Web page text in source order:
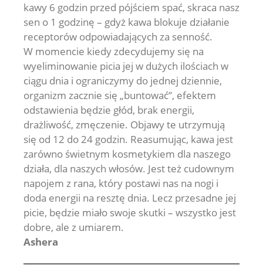
kawy 6 godzin przed pójściem spać, skraca nasz
sen o 1 godzinę – gdyż kawa blokuje działanie
receptorów odpowiadających za senność.
W momencie kiedy zdecydujemy się na
wyeliminowanie picia jej w dużych ilościach w
ciągu dnia i ograniczymy do jednej dziennie,
organizm zacznie się „buntować”, efektem
odstawienia będzie głód, brak energii,
drażliwość, zmęczenie. Objawy te utrzymują
się od 12 do 24 godzin. Reasumując, kawa jest
zarówno świetnym kosmetykiem dla naszego
działa, dla naszych włosów. Jest też cudownym
napojem z rana, który postawi nas na nogi i
doda energii na resztę dnia. Lecz przesadne jej
picie, będzie miało swoje skutki – wszystko jest
dobre, ale z umiarem.
Ashera